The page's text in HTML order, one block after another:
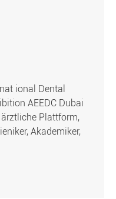
ional Dental
AEEDC Dubai
Plattform,
Akademiker,